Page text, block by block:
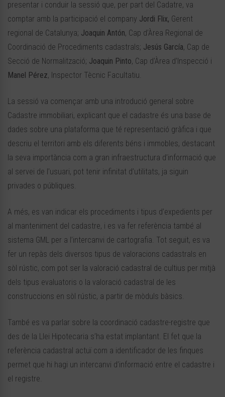
presentar i conduir la sessió que, per part del Cadatre, va
comptar amb la participació el company Jordi Flix, Gerent
regional de Catalunya; Joaquin Antón, Cap d’Àrea Regional de
Coordinació de Procediments cadastrals; Jesús García, Cap de
Secció de Normalització; Joaquin Pinto, Cap d’Àrea d’Inspecció i
Manel Pérez, Inspector Tècnic Facultatiu.
La sessió va començar amb una introdució general sobre
Cadastre immobiliari, explicant que el cadastre és una base de
dades sobre una plataforma que té representació gràfica i que
descriu el territori amb els diferents béns i immobles, destacant
la seva importància com a gran infraestructura d’informació que
al servei de l’usuari, pot tenir infinitat d’utilitats, ja siguin
privades o públiques.
A més, es van indicar els procediments i tipus d’expedients per
al manteniment del cadastre, i es va fer referència també al
sistema GML per a l’intercanvi de cartografia. Tot seguit, es va
fer un repàs dels diversos tipus de valoracions cadastrals en
sòl rústic, com pot ser la valoració cadastral de cultius per mitjà
dels tipus evaluatoris o la valoració cadastral de les
construccions en sòl rústic, a partir de mòduls bàsics.
També es va parlar sobre la coordinació cadastre-registre que
des de la Llei Hipotecaria s’ha estat implantant. El fet que la
referència cadastral actuï com a identificador de les finques
permet que hi hagi un intercanvi d’informació entre el cadastre i
el registre.